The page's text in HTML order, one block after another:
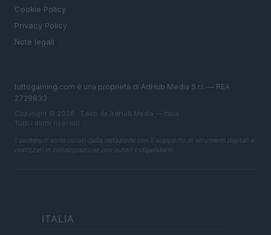
Cookie Policy
Privacy Policy
Note legali
tuttogaming.com è una proprietà di AdHub Media S.r.l. — REA
2729933
Copyright © 2026 · Edito da AdHub Media — Italia
Tutti i diritti riservati
I contenuti sono curati dalla redazione con il supporto di strumenti digitali e
realizzati in collaborazione con autori indipendenti.
ITALIA